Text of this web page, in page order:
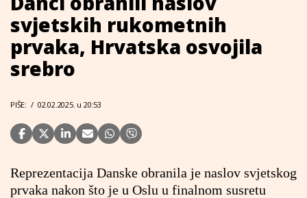
svjetskih rukometnih
prvaka, Hrvatska osvojila
srebro
PIŠE: / 02.02.2025. u 20:53
Reprezentacija Danske obranila je naslov svjetskog
prvaka nakon što je u Oslu u finalnom susretu